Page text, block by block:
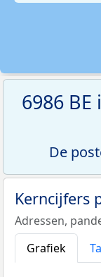
6986
De
Kerncijfers
Adressen,
Grafiek